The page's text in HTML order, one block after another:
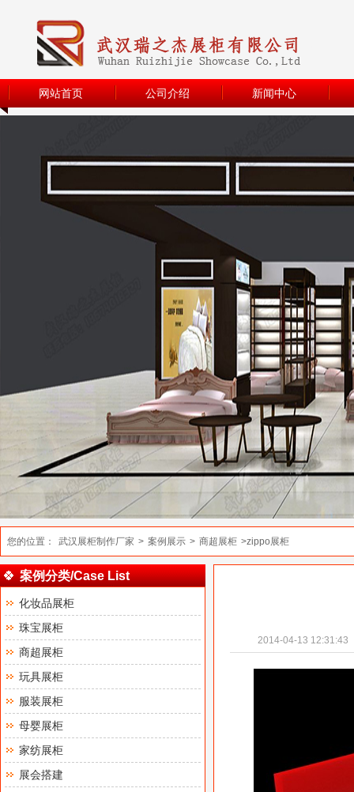
网站首页 公司介绍 新闻中心
您的位置： 武汉展柜制作厂家 > 案例展示 > 商超展柜 >zippo展柜
案例分类/Case List
化妆品展柜
珠宝展柜
商超展柜
玩具展柜
服装展柜
母婴展柜
家纺展柜
展会搭建
2014-04-13 12:31:43